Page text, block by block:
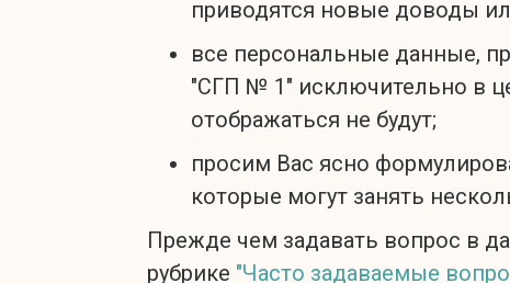
приводятся новые доводы
все персональные данные,
"СГП № 1" исключительно в
отображаться не будут;
просим Вас ясно
которые могут занять
Прежде чем задавать вопрос в
рубрике "Часто задаваемые